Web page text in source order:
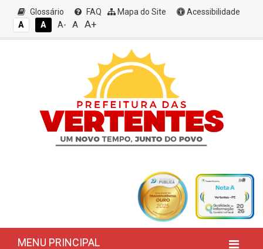
Glossário FAQ Mapa do Site
Acessibilidade
A
A A- A A+
MENU PRINCIPAL